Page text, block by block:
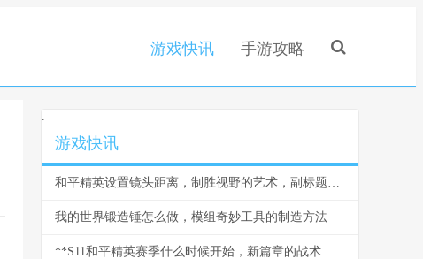
游戏快讯 手游攻略
.
游戏快讯
和平精英设置镜头距离，制胜视野的艺术，副标题，从新手到大神的视角密钥
我的世界锻造锤怎么做，模组奇妙工具的制造方法
**S11和平精英赛季什么时候开始，新篇章的战术与期待**